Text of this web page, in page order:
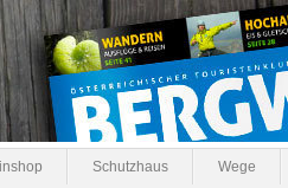
Schutzhaus Wege